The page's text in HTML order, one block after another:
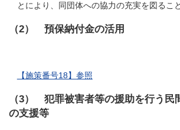
とにより、同団体への協力の充実を図るこ
（2） 預保納付金の活用
【施策番号18】参照
（3） 犯罪被害者等の援助を行う民
の支援等